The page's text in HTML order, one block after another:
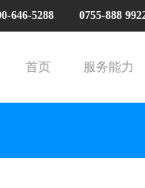
646-5288 0755-888
首页 服务能力